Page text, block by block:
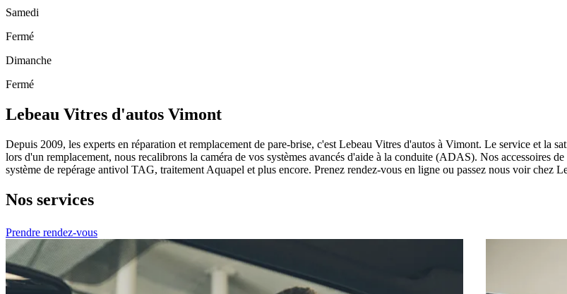
Samedi
Fermé
Dimanche
Fermé
Lebeau Vitres d'autos Vimont
Depuis 2009, les experts en réparation et remplacement de pare-brise, c'est Lebeau Vitres d'autos à Vimont. Le service et la
lors d'un remplacement, nous recalibrons la caméra de vos systèmes avancés d'aide à la conduite (ADAS). Nos accessoires
système de repérage antivol TAG, traitement Aquapel et plus encore. Prenez rendez-vous en ligne ou passez nous voir chez
Nos services
Prendre rendez-vous